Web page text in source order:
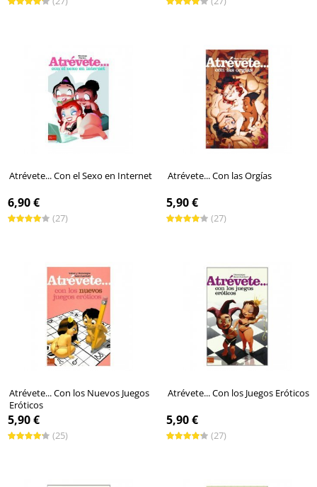
Atrévete... Con el Sexo en Internet
6,90 €
(27)
Atrévete... Con las Orgías
5,90 €
(27)
Atrévete... Con los Nuevos Juegos
Eróticos
5,90 €
(25)
Atrévete... Con los Juegos Eróticos
5,90 €
(27)